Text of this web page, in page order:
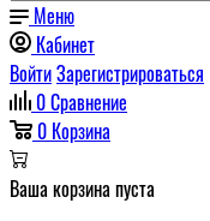
Меню
Кабинет
ВойтиЗарегистрироваться
0Сравнение
0 Корзина
Ваша корзина пуста